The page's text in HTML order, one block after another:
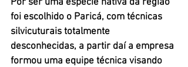
Por ser uma espécie nativa da região
foi escolhido o Paricá, com técnicas
silvicuturais totalmente
desconhecidas, a partir daí a empresa
formou uma equipe técnica visando